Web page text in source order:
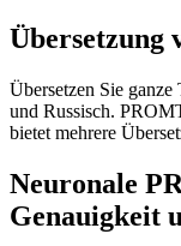
Übersetzung
Übersetzen Sie
und Russisch.
bietet mehrere
Neuronale
Genauigkeit